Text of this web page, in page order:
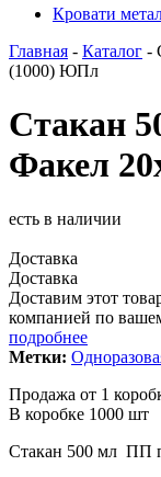
Кровати
Главная - Каталог -
(1000) ЮПл
Стакан
Факел
есть в наличии
Доставка
Доставка
Доставим этот
компанией по
подробнее
Метки:
Продажа от 1
В коробке 1000 шт
Стакан 500 мл ПП